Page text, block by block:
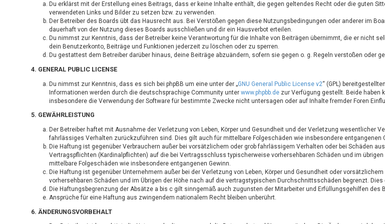
Du erklärst mit der Erstellung eines Beitrags, dass er keine Inhalte enthält, die gegen geltendes Recht oder die guten
verwendeten Links und Bilder zu setzen bzw. zu verwenden.
Der Betreiber des Boards übt das Hausrecht aus. Bei Verstößen gegen diese Nutzungsbedingungen oder anderer im
dauerhaft von der Nutzung dieses Boards ausschließen und dir ein Hausverbot erteilen.
Du nimmst zur Kenntnis, dass der Betreiber keine Verantwortung für die Inhalte von Beiträgen übernimmt, die er nicht
dein Benutzerkonto, Beiträge und Funktionen jederzeit zu löschen oder zu sperren.
Du gestattest dem Betreiber darüber hinaus, deine Beiträge abzuändern, sofern sie gegen o. g. Regeln verstoßen oder
4. GENERAL PUBLIC LICENSE
Du nimmst zur Kenntnis, dass es sich bei phpBB um eine unter der „GNU General Public License v2“ (GPL)
Informationen werden durch die deutschsprachige Community unter www.phpbb.de zur Verfügung gestellt. Beide haben
insbesondere die Verwendung der Software für bestimmte Zwecke nicht untersagen oder auf Inhalte fremder Foren
5. GEWÄHRLEISTUNG
Der Betreiber haftet mit Ausnahme der Verletzung von Leben, Körper und Gesundheit und der Verletzung wesentlicher
fahrlässiges Verhalten zurückzuführen sind. Dies gilt auch für mittelbare Folgeschäden wie insbesondere entgangenen
Die Haftung ist gegenüber Verbrauchern außer bei vorsätzlichem oder grob fahrlässigem Verhalten oder bei Schäden
Vertragspflichten (Kardinalpflichten) auf die bei Vertragsschluss typischerweise vorhersehbaren Schäden und im
mittelbare Folgeschäden wie insbesondere entgangenen Gewinn.
Die Haftung ist gegenüber Unternehmern außer bei der Verletzung von Leben, Körper und Gesundheit oder
vorhersehbaren Schäden und im Übrigen der Höhe nach auf die vertragstypischen Durchschnittsschäden begrenzt.
Die Haftungsbegrenzung der Absätze a bis c gilt sinngemäß auch zugunsten der Mitarbeiter und Erfüllungsgehilfen des
Ansprüche für eine Haftung aus zwingendem nationalem Recht bleiben unberührt.
6. ÄNDERUNGSVORBEHALT